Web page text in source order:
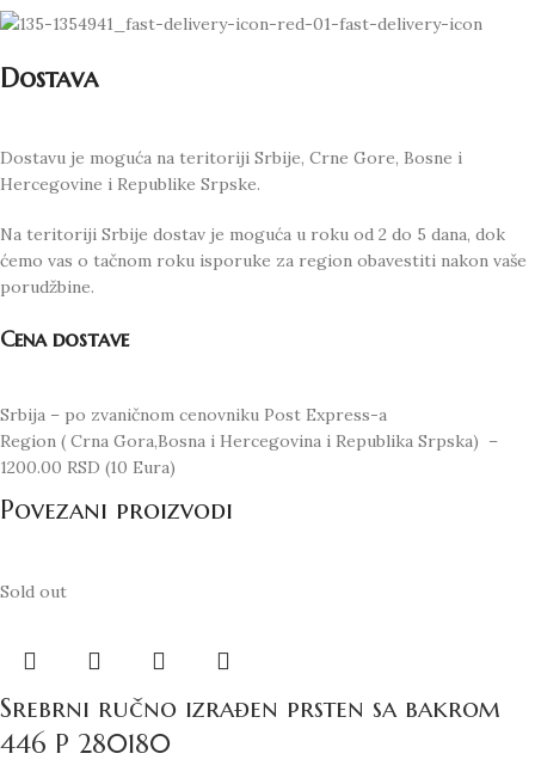
Dostava
Dostavu je moguća na teritoriji Srbije, Crne Gore, Bosne i
Hercegovine i Republike Srpske.
Na teritoriji Srbije dostav je moguća u roku od 2 do 5 dana, dok
ćemo vas o tačnom roku isporuke za region obavestiti nakon vaše
porudžbine.
Cena dostave
Srbija – po zvaničnom cenovniku Post Express-a
Region ( Crna Gora,Bosna i Hercegovina i Republika Srpska) –
1200.00 RSD (10 Eura)
Povezani proizvodi
Sold out
Srebrni ručno izrađen prsten sa bakrom
446 P 280180